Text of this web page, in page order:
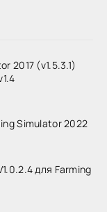
2017 (v1.5.3.1)
Simulator 2022
для Farming